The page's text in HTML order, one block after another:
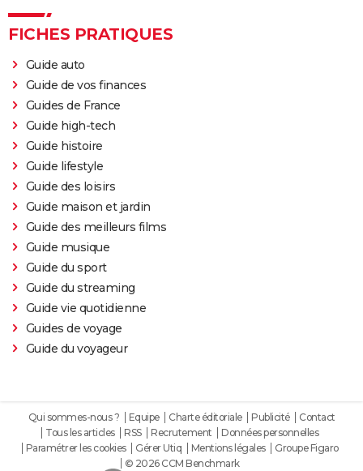
FICHES PRATIQUES
Guide auto
Guide de vos finances
Guides de France
Guide high-tech
Guide histoire
Guide lifestyle
Guide des loisirs
Guide maison et jardin
Guide des meilleurs films
Guide musique
Guide du sport
Guide du streaming
Guide vie quotidienne
Guides de voyage
Guide du voyageur
Qui sommes-nous ? Equipe Charte éditoriale Publicité
Contact
Tous les articles
RSS Recrutement
Données personnelles
Paramétrer les cookies
Gérer Utiq Mentions légales
Groupe Figaro
© 2026 CCM Benchmark